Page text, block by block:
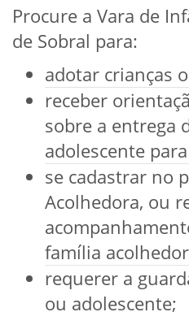
Procure a Vara de
de Sobral para:
adotar crianças
receber
sobre a entrega
adolescente
se cadastrar no
Acolhedora, ou
família
requerer a
ou adolescente;